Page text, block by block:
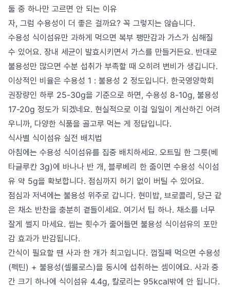
둘 중 하나만 고르면 안 되는 이유
자, 그럼 수용성이 더 좋은 걸까요? 꼭 그렇지는 않습니다.
수용성 식이섬유만 과하게 먹으면 복부 팽만감과 가스가 심해질
수 있어요. 장내 세균이 발효시키면서 가스를 만들거든요. 반대로
불용성만 많으면 수분 섭취가 부족할 때 오히려 변비가 생깁니다.
이상적인 비율은 수용성 1 : 불용성 2 정도입니다. 한국영양학회
권장량인 하루 25-30g을 기준으로 하면, 수용성 8-10g, 불용성
17-20g 정도가 되겠네요. 현실적으로 이걸 일일이 계산하긴 어려
우니까, 다양한 식품을 골고루 먹는 게 정답입니다.
식사별 식이섬유 실전 배치법
아침에는 수용성 식이섬유를 집중 배치하세요. 오트밀 한 그릇(베
타글루칸 3g)에 바나나 반 개, 블루베리 한 줌이면 수용성 식이섬
유 약 5g을 확보합니다. 점심까지 허기 없이 버틸 수 있어요.
점심과 저녁에는 불용성 위주로 갑니다. 현미밥, 브로콜리, 당근 같
은 채소 반찬을 충분히 곁들이세요. 여기서 팁 하나. 채소를 너무
잘게 썰지 마세요. 씹는 횟수가 줄어들면 불용성 식이섬유의 포만
감 효과가 반감됩니다.
간식이 필요할 땐 사과 한 개가 최고입니다. 껍질째 먹으면 수용성
(펙틴) + 불용성(셀룰로스)을 동시에 섭취하는 셈이에요. 사과 중
간 크기 하나에 식이섬유 4.4g, 칼로리는 95kcal밖에 안 됩니다.